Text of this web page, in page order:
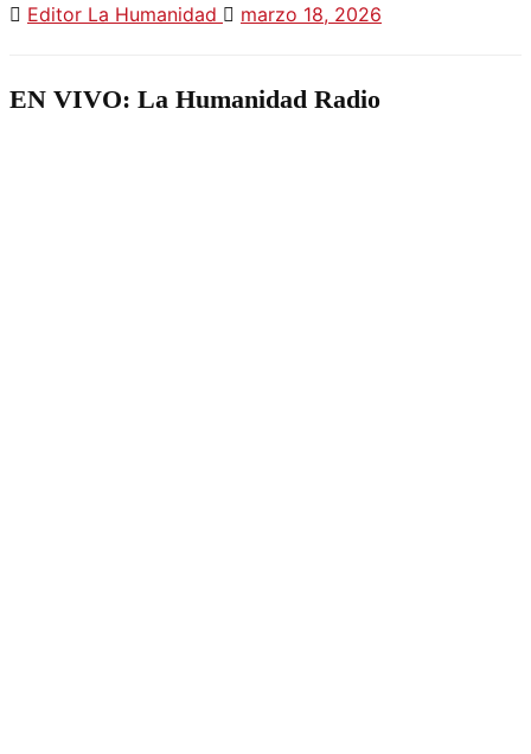
Editor La Humanidad marzo 18, 2026
EN VIVO: La Humanidad Radio